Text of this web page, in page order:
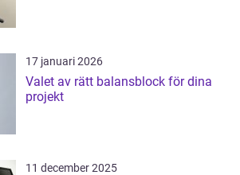
17 januari 2026
Valet av rätt balansblock för dina
projekt
11 december 2025